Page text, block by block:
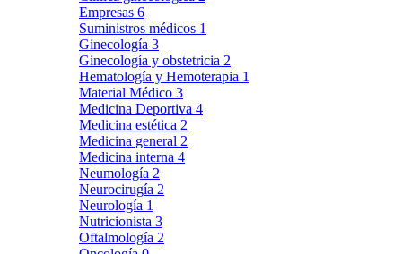
Empresas 6
Suministros médicos 1
Ginecología 3
Ginecología y obstetricia 2
Hematología y Hemoterapia 1
Material Médico 3
Medicina Deportiva 4
Medicina estética 2
Medicina general 2
Medicina interna 4
Neumología 2
Neurocirugía 2
Neurología 1
Nutricionista 3
Oftalmología 2